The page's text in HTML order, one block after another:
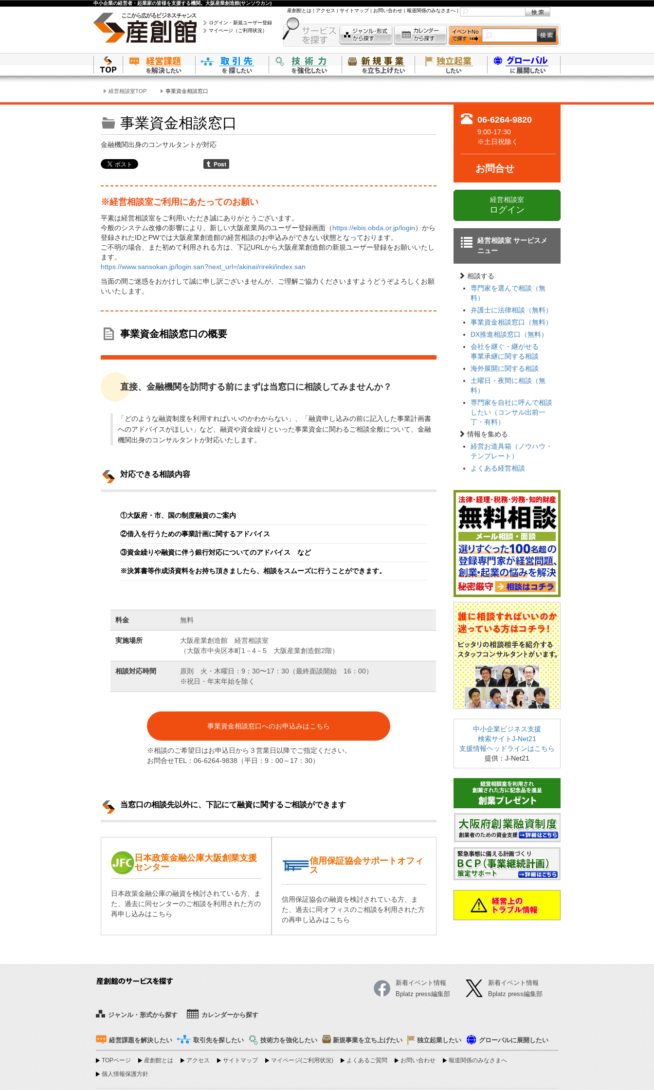
中小企業の経営者・起業家の皆様を支援する機関。大阪産業創造館(サンソウカン)
ログイン・新規ユーザー登録
マイページ（ご利用状況）
産創館とは | アクセス | サイトマップ| お問い合わせ | 報道関係のみなさまへ |
経営相談室TOP 事業資金相談窓口
06-6264-9820
9:00-17:30
※土日祝除く
お問合せ
経営相談室
ログイン
経営相談室 サービスメ
ニュー
相談する
専門家を選んで相談（無
料）
弁護士に法律相談（無料）
事業資金相談窓口（無料）
DX推進相談窓口（無料）
会社を継ぐ・継がせる
事業承継に関する相談
海外展開に関する相談
土曜日・夜間に相談（無
料）
専門家を自社に呼んで相談
したい（コンサル出前一
丁・有料）
情報を集める
経営お道具箱（ノウハウ・
テンプレート）
よくある経営相談
中小企業ビジネス支援
検索サイトJ-Net21
支援情報ヘッドラインはこちら
提供：J-Net21
事業資金相談窓口
金融機関出身のコンサルタントが対応
※経営相談室ご利用にあたってのお願い
平素は経営相談室をご利用いただき誠にありがとうございます。
今般のシステム改修の影響により、新しい大阪産業局のユーザー登録画面（https://ebis.obda.or.jp/login）から
登録されたIDとPWでは大阪産業創造館の経営相談のお申込みができない状態となっております。
ご不明の場合、また初めて利用される方は、下記URLから大阪産業創造館の新規ユーザー登録をお願いいたし
ます。
https://www.sansokan.jp/login.san?next_url=/akinai/rireki/index.san
当面の間ご迷惑をおかけして誠に申し訳ございませんが、ご理解ご協力くださいますようどうぞよろしくお願
いいたします。
事業資金相談窓口の概要
直接、金融機関を訪問する前にまずは当窓口に相談してみませんか？
「どのような融資制度を利用すればいいのかわからない」、「融資申し込みの前に記入した事業計画書
へのアドバイスがほしい」など、融資や資金繰りといった事業資金に関わるご相談全般について、金融
機関出身のコンサルタントが対応いたします。
対応できる相談内容
①大阪府・市、国の制度融資のご案内
②借入を行うための事業計画に関するアドバイス
③資金繰りや融資に伴う銀行対応についてのアドバイス など
※決算書等作成済資料をお持ち頂きましたら、相談をスムーズに行うことができます。
料金 無料
実施場所
大阪産業創造館 経営相談室
（大阪市中央区本町1－4－5 大阪産業創造館2階）
相談対応時間
原則 火・木曜日：9：30〜17：30（最終面談開始 16：00）
※祝日・年末年始を除く
事業資金相談窓口へのお申込みはこちら
※相談のご希望日はお申込日から３営業日以降でご指定ください。
お問合せTEL：06-6264-9838（平日：9：00～17：30）
当窓口の相談先以外に、下記にて融資に関するご相談ができます
日本政策金融公庫大阪創業支援
センター
日本政策金融公庫の融資を検討されている方、ま
た、過去に同センターのご相談を利用された方の
再申し込みはこちら
信用保証協会サポートオフィ
ス
信用保証協会の融資を検討されている方、ま
た、過去に同オフィスのご相談を利用された方
の再申し込みはこちら
新着イベント情報
Bplatz press編集部
新着イベント情報
Bplatz press編集部
ジャンル・形式から探す カレンダーから探す
経営課題を解決したい 取引先を探したい 技術力を強化したい 新規事業を立ち上げたい 独立起業したい グローバルに展開したい
TOPページ 産創館とは アクセス サイトマップ マイページ(ご利用状況) よくあるご質問 お問い合わせ
報道関係のみなさまへ
個人情報保護方針